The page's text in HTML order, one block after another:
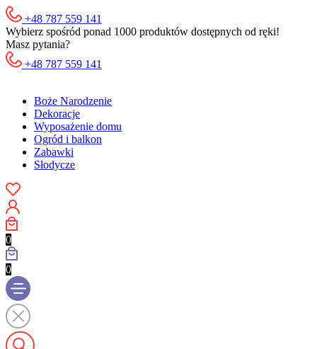
+48 787 559 141
Wybierz spośród ponad 1000 produktów dostępnych od ręki!
Masz pytania?
+48 787 559 141
Boże Narodzenie
Dekoracje
Wyposażenie domu
Ogród i balkon
Zabawki
Słodycze
0
0